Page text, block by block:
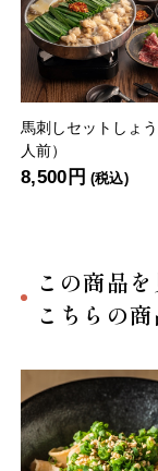
馬刺しセットしょ
人前）
8,500円 (税込)
この商品を
こちらの